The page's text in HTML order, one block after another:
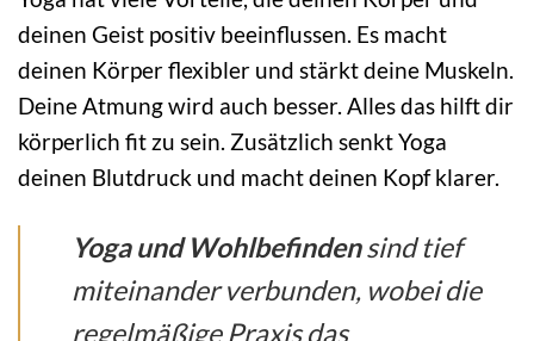
deinen Geist positiv beeinflussen. Es macht
deinen Körper flexibler und stärkt deine Muskeln.
Deine Atmung wird auch besser. Alles das hilft dir
körperlich fit zu sein. Zusätzlich senkt Yoga
deinen Blutdruck und macht deinen Kopf klarer.
Yoga und Wohlbefindensind tief
miteinander verbunden, wobei die
regelmäßige Praxis das